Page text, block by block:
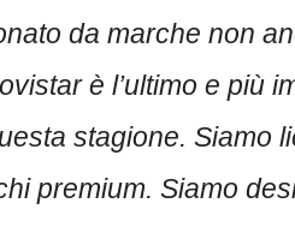
da marche non
è l’ultimo e più
stagione. Siamo
premium. Siamo